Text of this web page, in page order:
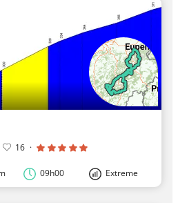
16 ·
09h00 Extreme